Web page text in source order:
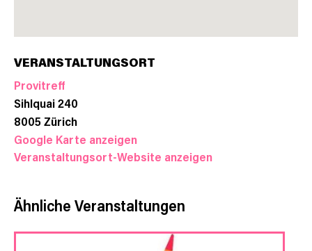
VERANSTALTUNGSORT
Provitreff
Sihlquai 240
8005Zürich
Google Karte anzeigen
Veranstaltungsort-Website anzeigen
Ähnliche Veranstaltungen